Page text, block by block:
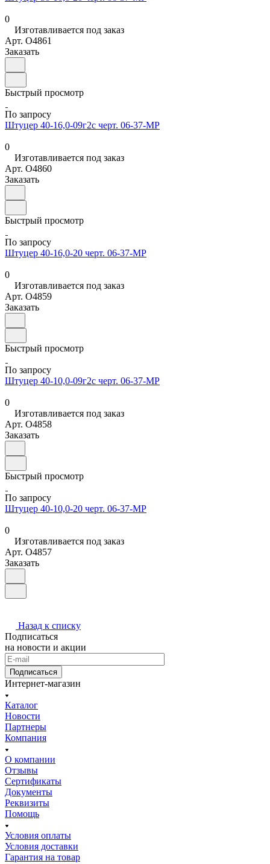
0
Изготавливается под заказ
Арт. O4861
Заказать
Быстрый просмотр
По запросу
Штуцер 40-16,0-09г2с черт. 06-37-МР
0
Изготавливается под заказ
Арт. O4860
Заказать
Быстрый просмотр
По запросу
Штуцер 40-16,0-20 черт. 06-37-МР
0
Изготавливается под заказ
Арт. O4859
Заказать
Быстрый просмотр
По запросу
Штуцер 40-10,0-09г2с черт. 06-37-МР
0
Изготавливается под заказ
Арт. O4858
Заказать
Быстрый просмотр
По запросу
Штуцер 40-10,0-20 черт. 06-37-МР
0
Изготавливается под заказ
Арт. O4857
Заказать
Назад к списку
Подписаться
на новости и акции
Подписаться
Интернет-магазин
Каталог
Новости
Партнеры
Компания
О компании
Отзывы
Сертификаты
Документы
Реквизиты
Помощь
Условия оплаты
Условия доставки
Гарантия на товар